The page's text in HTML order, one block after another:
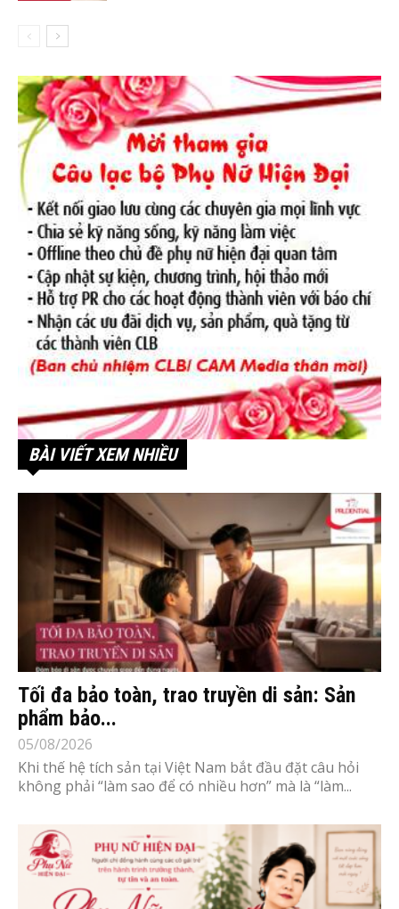
BÀI VIẾT XEM NHIỀU
Tối đa bảo toàn, trao truyền di sản: Sản
phẩm bảo...
05/08/2026
Khi thế hệ tích sản tại Việt Nam bắt đầu đặt câu hỏi
không phải “làm sao để có nhiều hơn” mà là “làm...